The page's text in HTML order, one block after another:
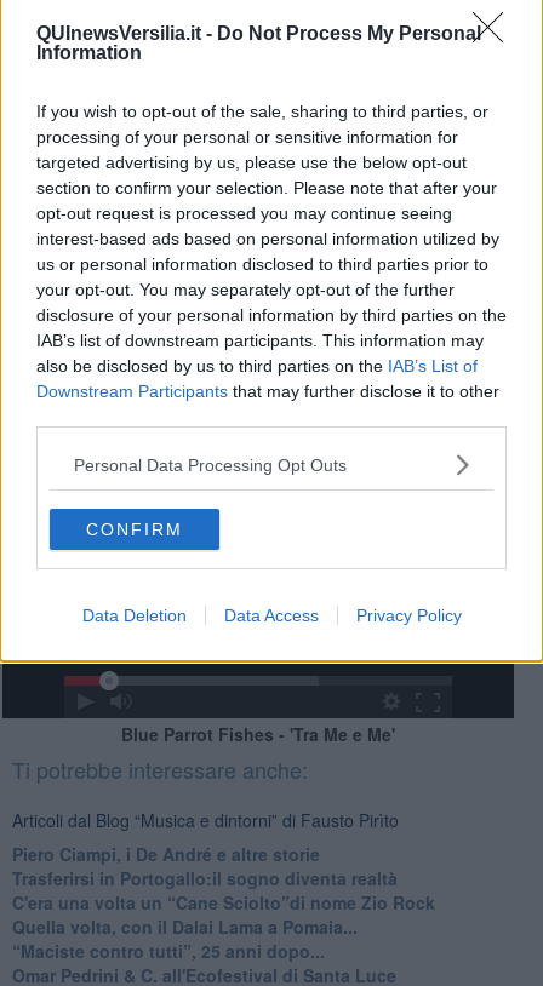
QUInewsVersilia.it - Do Not Process My Personal
Information
If you wish to opt-out of the sale, sharing to third parties, or
processing of your personal or sensitive information for
targeted advertising by us, please use the below opt-out
section to confirm your selection. Please note that after your
opt-out request is processed you may continue seeing
interest-based ads based on personal information utilized by
us or personal information disclosed to third parties prior to
your opt-out. You may separately opt-out of the further
disclosure of your personal information by third parties on the
IAB’s list of downstream participants. This information may
also be disclosed by us to third parties on the IAB’s List of
Downstream Participants that may further disclose it to other
Personal Data Processing Opt Outs
CONFIRM
Data Deletion Data Access Privacy Policy
Videogallery
Blue Parrot Fishes - 'Tra Me e Me'
Ti potrebbe interessare anche:
Articoli dal Blog “Musica e dintorni” di Fausto Pirìto
​Piero Ciampi, i De André e altre storie
​Trasferirsi in Portogallo:il sogno diventa realtà
​C'era una volta un “Cane Sciolto”di nome Zio Rock
Quella volta, con il Dalai Lama a Pomaia...
​“Maciste contro tutti”, 25 anni dopo...
​Omar Pedrini & C. all'Ecofestival di Santa Luce